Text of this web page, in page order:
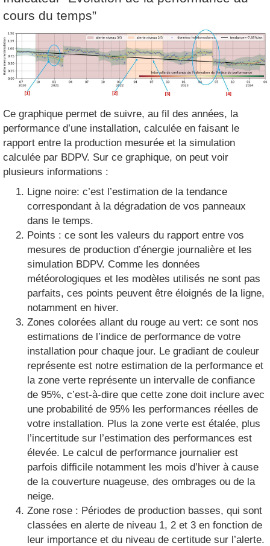
cours du temps”
Ce graphique permet de suivre, au fil des années, la
performance d’une installation, calculée en faisant le
rapport entre la production mesurée et la simulation
calculée par BDPV. Sur ce graphique, on peut voir
plusieurs informations :
Ligne noire: c’est l’estimation de la tendance
correspondant à la dégradation de vos panneaux
dans le temps.
Points : ce sont les valeurs du rapport entre vos
mesures de production d’énergie journalière et les
simulation BDPV. Comme les données
météorologiques et les modèles utilisés ne sont pas
parfaits, ces points peuvent être éloignés de la ligne,
notamment en hiver.
Zones colorées allant du rouge au vert: ce sont nos
estimations de l’indice de performance de votre
installation pour chaque jour. Le gradiant de couleur
représente est notre estimation de la performance et
la zone verte représente un intervalle de confiance
de 95%, c’est-à-dire que cette zone doit inclure avec
une probabilité de 95% les performances réelles de
votre installation. Plus la zone verte est étalée, plus
l’incertitude sur l’estimation des performances est
élevée. Le calcul de performance journalier est
parfois difficile notamment les mois d’hiver à cause
de la couverture nuageuse, des ombrages ou de la
neige.
Zone rose : Périodes de production basses, qui sont
classées en alerte de niveau 1, 2 et 3 en fonction de
leur importance et du niveau de certitude sur l’alerte.